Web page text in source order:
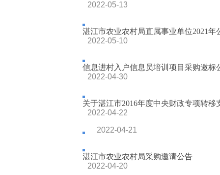
2022-05-13
湛江市农业农村局直属事业单位2021年
2022-05-10
信息进村入户信息员培训项目采购邀标
2022-04-30
关于湛江市2016年度中央财政专项转
2022-04-22
2022-04-21
湛江市农业农村局采购邀请公告
2022-04-20